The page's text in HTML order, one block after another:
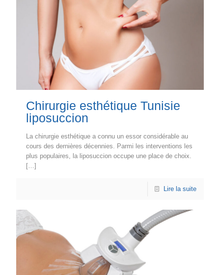
Chirurgie esthétique Tunisie
liposuccion
La chirurgie esthétique a connu un essor considérable au
cours des dernières décennies. Parmi les interventions les
plus populaires, la liposuccion occupe une place de choix.
[…]
Lire la suite